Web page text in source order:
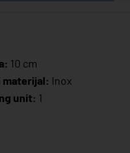
10 cm
materijal: Inox
unit: 1